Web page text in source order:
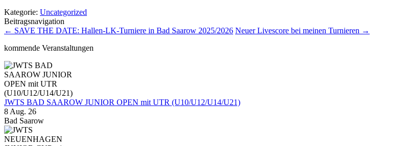
Kategorie: Uncategorized
Beitragsnavigation
← SAVE THE DATE: Hallen-LK-Turniere in Bad Saarow 2025/2026 Neuer Livescore bei meinen Turnieren →
kommende Veranstaltungen
JWTS BAD SAAROW JUNIOR OPEN mit UTR (U10/U12/U14/U21)
8 Aug. 26
Bad Saarow